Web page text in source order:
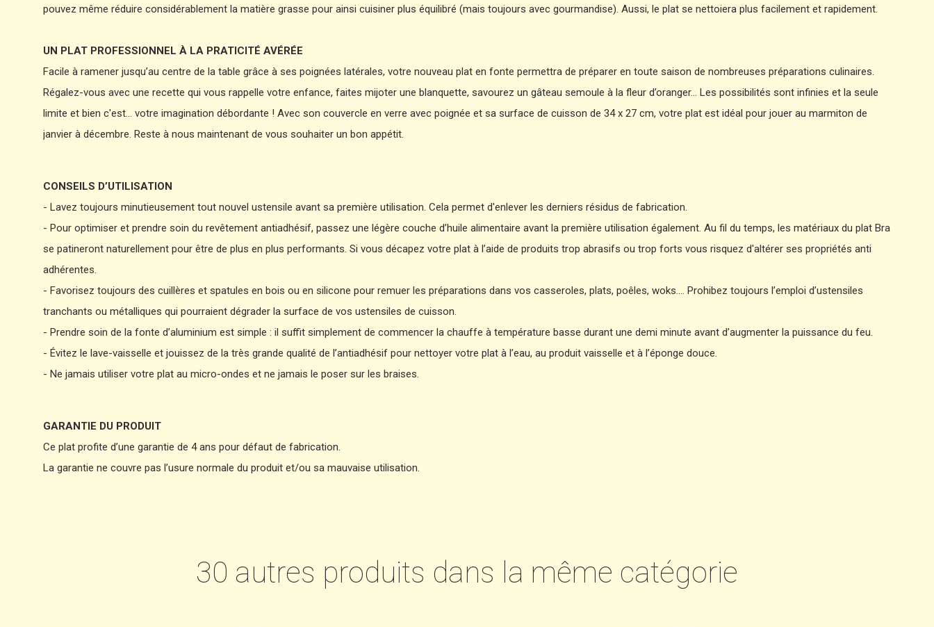
pouvez même réduire considérablement la matière grasse pour ainsi cuisiner plus équilibré (mais toujours avec gourmandise). Aussi, le plat se nettoiera plus facilement et rapidement.
UN PLAT PROFESSIONNEL À LA PRATICITÉ AVÉRÉE
Facile à ramener jusqu’au centre de la table grâce à ses poignées latérales, votre nouveau plat en fonte permettra de préparer en toute saison de nombreuses préparations culinaires.
Régalez-vous avec une recette qui vous rappelle votre enfance, faites mijoter une blanquette, savourez un gâteau semoule à la fleur d’oranger… Les possibilités sont infinies et la seule
limite et bien c'est… votre imagination débordante ! Avec son couvercle en verre avec poignée et sa surface de cuisson de 34 x 27 cm, votre plat est idéal pour jouer au marmiton de
janvier à décembre. Reste à nous maintenant de vous souhaiter un bon appétit.
CONSEILS D’UTILISATION
- Lavez toujours minutieusement tout nouvel ustensile avant sa première utilisation. Cela permet d'enlever les derniers résidus de fabrication.
- Pour optimiser et prendre soin du revêtement antiadhésif, passez une légère couche d’huile alimentaire avant la première utilisation également. Au fil du temps, les matériaux du plat Bra
se patineront naturellement pour être de plus en plus performants. Si vous décapez votre plat à l’aide de produits trop abrasifs ou trop forts vous risquez d'altérer ses propriétés anti
adhérentes.
- Favorisez toujours des cuillères et spatules en bois ou en silicone pour remuer les préparations dans vos casseroles, plats, poêles, woks…. Prohibez toujours l’emploi d’ustensiles
tranchants ou métalliques qui pourraient dégrader la surface de vos ustensiles de cuisson.
- Prendre soin de la fonte d’aluminium est simple : il suffit simplement de commencer la chauffe à température basse durant une demi minute avant d’augmenter la puissance du feu.
- Évitez le lave-vaisselle et jouissez de la très grande qualité de l’antiadhésif pour nettoyer votre plat à l’eau, au produit vaisselle et à l’éponge douce.
- Ne jamais utiliser votre plat au micro-ondes et ne jamais le poser sur les braises.
GARANTIE DU PRODUIT
Ce plat profite d’une garantie de 4 ans pour défaut de fabrication.
La garantie ne couvre pas l’usure normale du produit et/ou sa mauvaise utilisation.
30 autres produits dans la même catégorie